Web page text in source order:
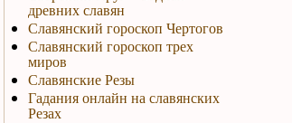
древних славян
Славянский гороскоп Чертогов
Славянский гороскоп трех
миров
Славянские Резы
Гадания онлайн на славянских
Резах